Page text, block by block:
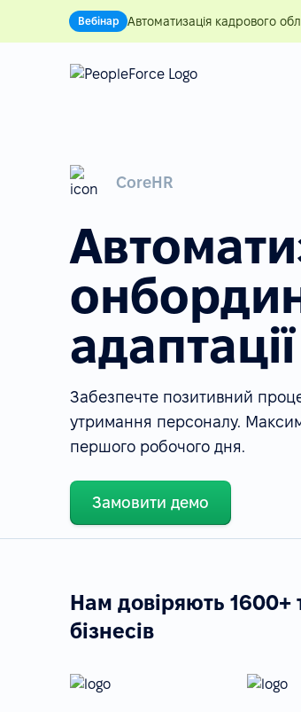
Вебінар Автоматизація кадрового
CoreHR
адаптації
Забезпечте позитивний
утримання персоналу.
першого робочого дня.
Замовити демо
Нам довіряють 1600+
бізнесів